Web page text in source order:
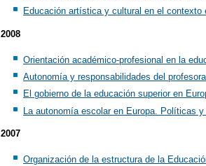
Educación artística y cultural en el contexto
2008
Orientación académico-profesional en la
Autonomía y responsabilidades del
El gobierno de la educación superior en
La autonomía escolar en Europa. Políticas
2007
Organización de la estructura de la